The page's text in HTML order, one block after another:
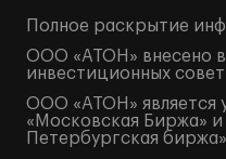
Полное раскрытие
ООО «АТОН» внесено
инвестиционных
ООО «АТОН» является
«Московская Биржа»
Петербургская